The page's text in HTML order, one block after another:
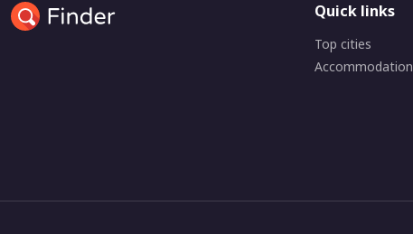
Quick links
Top cities
Accommodation